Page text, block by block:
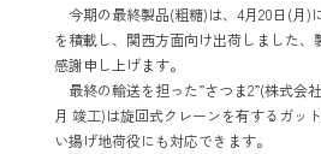
今期の最終製品(粗糖)は、4月20日(月)
を積載し、関西方面向け出荷しました、
感謝申し上げます。
最終の輸送を担った”さつま2”(株式会
月 竣工)は旋回式クレーンを有するガッ
い揚げ地荷役にも対応できます。